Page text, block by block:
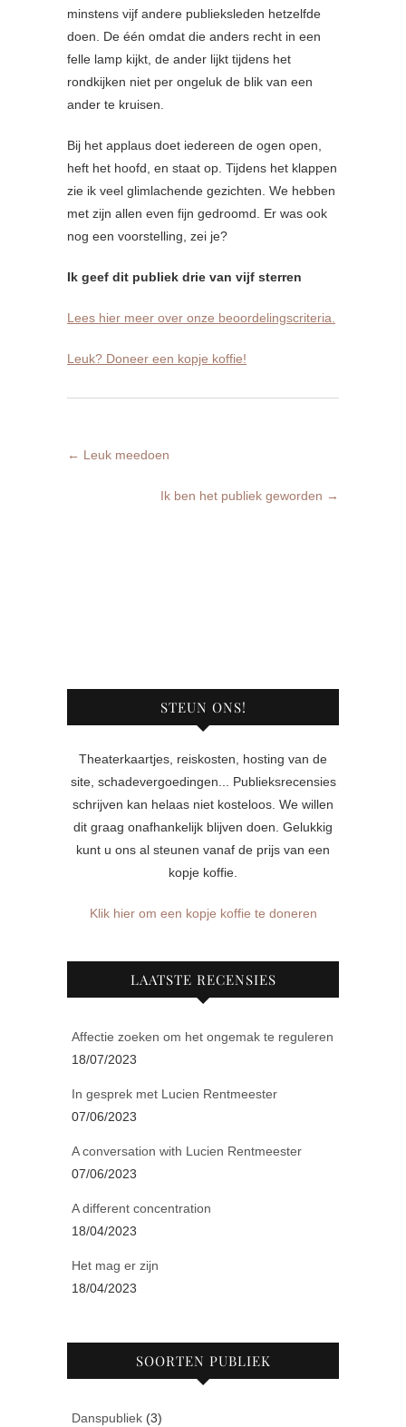
minstens vijf andere publieksleden hetzelfde
doen. De één omdat die anders recht in een
felle lamp kijkt, de ander lijkt tijdens het
rondkijken niet per ongeluk de blik van een
ander te kruisen.
Bij het applaus doet iedereen de ogen open,
heft het hoofd, en staat op. Tijdens het klappen
zie ik veel glimlachende gezichten. We hebben
met zijn allen even fijn gedroomd. Er was ook
nog een voorstelling, zei je?
Ik geef dit publiek drie van vijf sterren
Lees hier meer over onze beoordelingscriteria.
Leuk? Doneer een kopje koffie!
← Leuk meedoen
Ik ben het publiek geworden →
STEUN ONS!
Theaterkaartjes, reiskosten, hosting van de
site, schadevergoedingen... Publieksrecensies
schrijven kan helaas niet kosteloos. We willen
dit graag onafhankelijk blijven doen. Gelukkig
kunt u ons al steunen vanaf de prijs van een
kopje koffie.
Klik hier om een kopje koffie te doneren
LAATSTE RECENSIES
Affectie zoeken om het ongemak te reguleren
18/07/2023
In gesprek met Lucien Rentmeester
07/06/2023
A conversation with Lucien Rentmeester
07/06/2023
A different concentration
18/04/2023
Het mag er zijn
18/04/2023
SOORTEN PUBLIEK
Danspubliek (3)